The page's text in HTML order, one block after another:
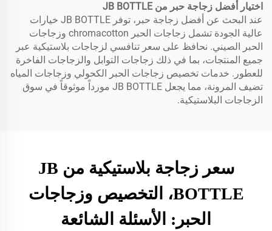
اختيار أفضل زجاجة حبر من JB BOTTLE
عند البحث عن أفضل زجاجة حبر، توفر JB BOTTLE خيارات
عالية الجودة تشمل زجاجات الحبر chromacotton وزجاجات
الحبر الصيني. نحافظ على سعر تنافسي لزجاجات بلاستيكية عبر
جميع المنتجات، بما في ذلك زجاجات التوابل والزجاجات الفاخرة
للعطور. خدمات تخصيص زجاجات الحبر الكحولي وزجاجات المياه
تضيف المرونة، مما يجعل JB BOTTLE مورداً موثوقاً في سوق
الزجاجات البلاستيكية.
سعر زجاجة بلاستيكية من JB
BOTTLE، التخصيص وزجاجات
الحبر: الأسئلة الشائعة